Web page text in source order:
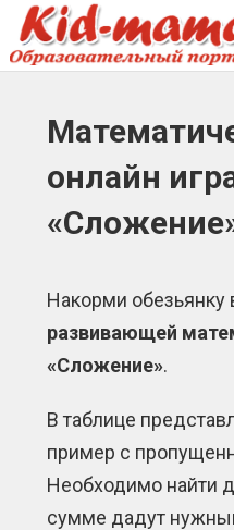
онлайн
Накорми обезьянку
развивающей
«Сложение».
В таблице
пример с
Необходимо найти
сумме дадут